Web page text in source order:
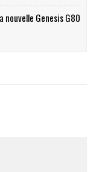
nouvelle Genesis G80